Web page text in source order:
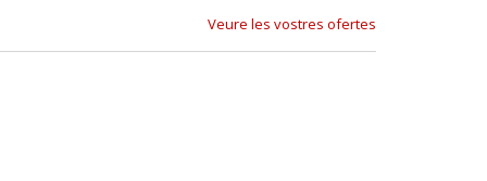
Veure les vostres ofertes